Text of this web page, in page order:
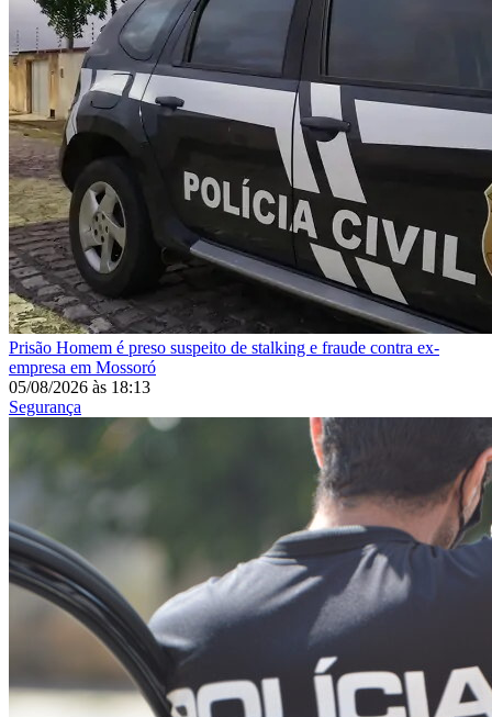
Prisão Homem é preso suspeito de stalking e fraude contra ex-
empresa em Mossoró
05/08/2026 às 18:13
Segurança